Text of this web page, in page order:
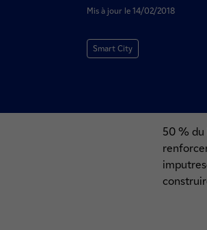
Mis à jour le 14/02/2018
Smart City
50 % du